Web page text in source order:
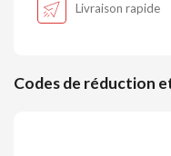
Livraison rapide
Codes de réduction